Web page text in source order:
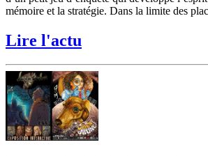
mémoire et la stratégie. Dans la limite des
Lire l'actu